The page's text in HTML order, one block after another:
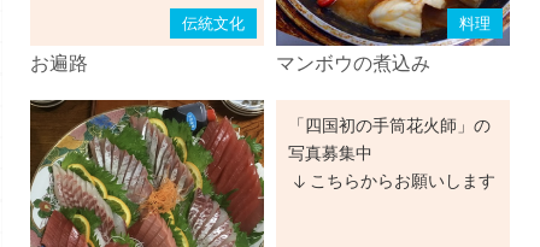
伝統文化
お遍路
料理
マンボウの煮込み
「四国初の手筒花火師」の
写真募集中
こちらからお願いします